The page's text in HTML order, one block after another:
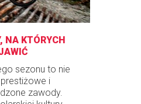
NA KTÓRYCH
sezonu to nie
i
zawody.